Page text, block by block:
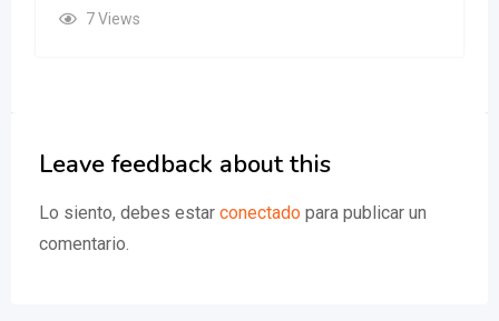
7 Views
Leave feedback about this
Lo siento, debes estar conectado para publicar un
comentario.